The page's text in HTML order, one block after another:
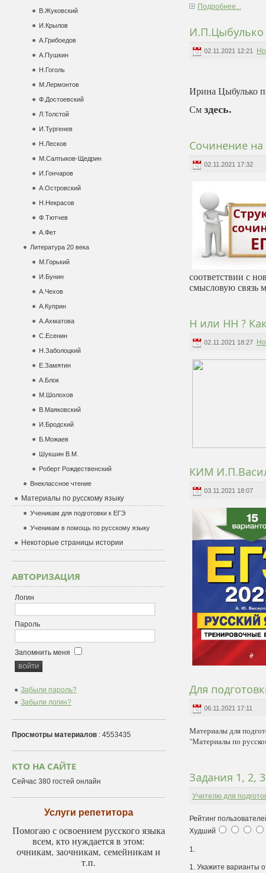
Подробнее...
И.П.Цыбулько
02.11.2021 12:21
Ирина Цыбулько
Смздесь.
Сочинение
02.11.2021 17:32
соответствии с
смысловую связь
Н или НН ?
02.11.2021 18:27
КИМ
03.11.2021 18:07
Для
06.11.2021 17:11
Материалы для
"Материалы по
Задания 1, 2,
Учителю для
Рейтинг
Худший
1.
1. Укажите варианты
В.Жуковский
И.Крылов
А.Грибоедов
А.Пушкин
Н.Гоголь
М.Лермонтов
Ф.Достоевский
Л.Толстой
И.Тургенев
Н.Лесков
М.Салтыков-Щедрин
И.Гончаров
А.Островский
Н.Некрасов
Ф.Тютчев
А.Фет
Литература 20 века
М.Горький
И.Бунин
А.Чехов
А.Куприн
А.Ахматова
С.Есенин
Н.Заболоцкий
Е.Замятин
А.Блок
М.Шолохов
В.Маяковский
И.Бродский
Б.Можаев
Шукшин В.М.
Роберт Рождественский
Внеклассное чтение
Материалы по русскому языку
Ученикам для подготовки к ЕГЭ
Ученикам в помощь по русскому языку
Некоторые страницы истории
АВТОРИЗАЦИЯ
Логин
Пароль
Запомнить меня
Забыли пароль?
Забыли логин?
Просмотры материалов : 4553435
КТО НА САЙТЕ
Сейчас 380 гостей онлайн
Услуги репетитора
Помогаю с освоением русского языка
всем, кто нуждается в этом:
очникам, заочникам, семейникам и
т.п.